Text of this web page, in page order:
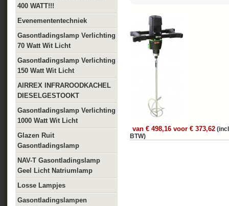
400 WATT!!!
Evenemententechniek
Gasontladingslamp Verlichting
70 Watt Wit Licht
Gasontladingslamp Verlichting
150 Watt Wit Licht
AIRREX INFRAROODKACHEL
DIESELGESTOOKT
Gasontladingslamp Verlichting
1000 Watt Wit Licht
Glazen Ruit
Gasontladingslamp
NAV-T Gasontladingslamp
Geel Licht Natriumlamp
Losse Lampjes
Gasontladingslampen
van € 498,16 voor € 373,62
BTW)